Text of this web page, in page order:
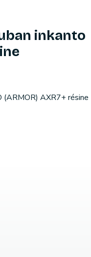
inkanto
AXR7+ résine